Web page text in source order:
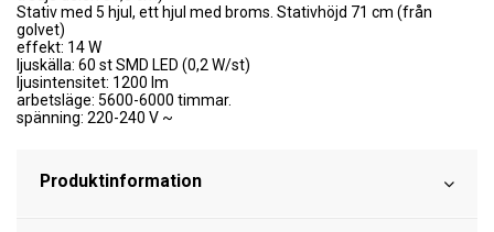
Stativ med 5 hjul, ett hjul med broms. Stativhöjd 71 cm (från
golvet)
effekt: 14 W
ljuskälla: 60 stSMD LED (0,2 W/st)
ljusintensitet: 1200 lm
arbetsläge: 5600-6000 timmar.
spänning: 220-240 V ~
Produktinformation